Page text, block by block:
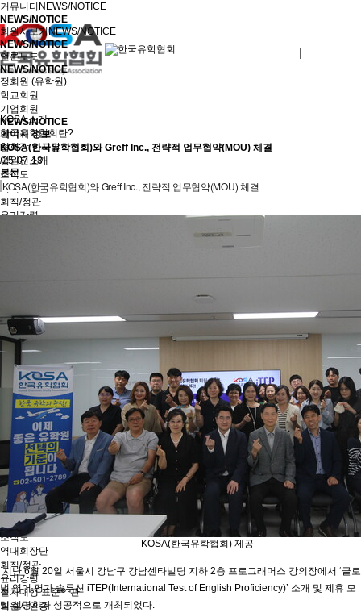
KOSA 소개
한국유학협회란?
협회장 인사말
임원진소개
조직도
역대회장단
회칙/정관
윤리강령
학교인증제
학교인증제란
KOSA AWARD
유학프로그램
유학프로그램
유학신문고
유학신문고
커뮤니티
NEWS/NOTICE
Q&A
언론보도
메뉴 백그라운드
KOSA 소개
한국유학협회란
협회장 인사말
임원진소개
조직도
역대회장단
회칙/정관
윤리강령
절차대행 표준약관
회원사인증
커뮤니티 NEWS/NOTICE
NEWS/NOTICE
회원사보기NEWS/NOTICE
NEWS/NOTICE
언론보도
NEWS/NOTICE
정회원 (유학원)
학교회원
기업회원
NEWS/NOTICE
페이지 정보
KOSA(한국유학협회)와 Greff Inc., 전략적 업무협약(MOU) 체결
/25-07-18
본문
KOSA(한국유학협회)와 Greff Inc., 전략적 업무협약(MOU) 체결
KOSA(한국유학협회) 제공
지난 6월 20일 서울시 강남구 강남센타빌딩 지하 2층 프로그래머스 강의장에서 ‘글로
벌 영어 평가 솔루션 iTEP(International Test of English Proficiency)’ 소개 및 제휴 모
델 설명회가 성공적으로 개최되었다.